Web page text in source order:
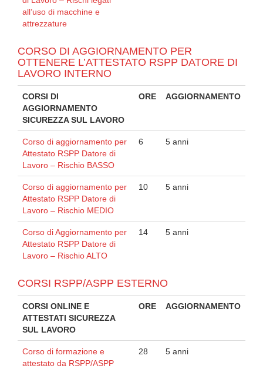
all’uso di macchine e
attrezzature
CORSO DI AGGIORNAMENTO PER
OTTENERE L’ATTESTATO RSPP DATORE DI
LAVORO INTERNO
CORSI DI
AGGIORNAMENTO
SICUREZZA SUL LAVORO
ORE AGGIORNAMENTO
Corso di aggiornamento per
Attestato RSPP Datore di
Lavoro – Rischio BASSO
6 5 anni
Corso di aggiornamento per
Attestato RSPP Datore di
Lavoro – Rischio MEDIO
10 5 anni
Corso di Aggiornamento per
Attestato RSPP Datore di
Lavoro – Rischio ALTO
14 5 anni
CORSI RSPP/ASPP ESTERNO
CORSI ONLINE E
ATTESTATI SICUREZZA
SUL LAVORO
ORE AGGIORNAMENTO
Corso di formazione e
attestato da RSPP/ASPP
28 5 anni